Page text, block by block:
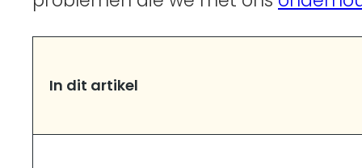
In dit artikel